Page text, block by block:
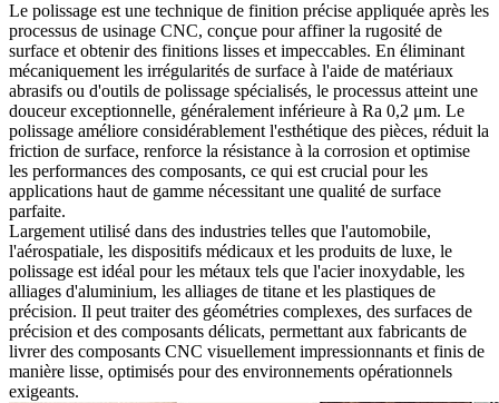
Le polissage est une technique de finition précise appliquée après les
processus de usinage CNC, conçue pour affiner la rugosité de
surface et obtenir des finitions lisses et impeccables. En éliminant
mécaniquement les irrégularités de surface à l'aide de matériaux
abrasifs ou d'outils de polissage spécialisés, le processus atteint une
douceur exceptionnelle, généralement inférieure à Ra 0,2 μm. Le
polissage améliore considérablement l'esthétique des pièces, réduit la
friction de surface, renforce la résistance à la corrosion et optimise
les performances des composants, ce qui est crucial pour les
applications haut de gamme nécessitant une qualité de surface
parfaite.
Largement utilisé dans des industries telles que l'automobile,
l'aérospatiale, les dispositifs médicaux et les produits de luxe, le
polissage est idéal pour les métaux tels que l'acier inoxydable, les
alliages d'aluminium, les alliages de titane et les plastiques de
précision. Il peut traiter des géométries complexes, des surfaces de
précision et des composants délicats, permettant aux fabricants de
livrer des composants CNC visuellement impressionnants et finis de
manière lisse, optimisés pour des environnements opérationnels
exigeants.